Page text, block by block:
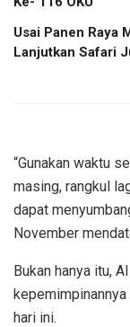
Usai Panen Raya
Lanjutkan Safari
“Gunakan waktu
masing, rangkul
dapat
November
Bukan hanya itu,
hari ini.